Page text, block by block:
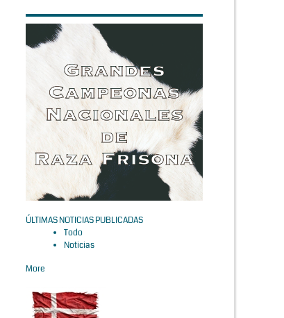
ÚLTIMAS NOTICIAS PUBLICADAS
Todo
Noticias
More